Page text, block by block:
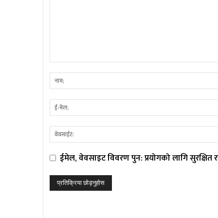
ईमेल, वेवसाइट विवरण पुन: प्रयोगको लागि सुरक्षित